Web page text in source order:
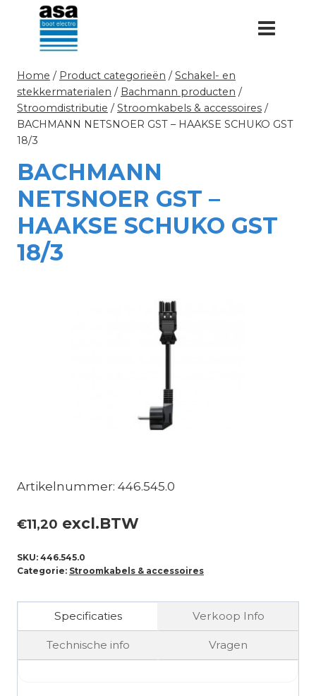
Doorgaan
inhoud
Home / Product categorieën / Schakel- en
stekkermaterialen / Bachmann producten /
Stroomdistributie / Stroomkabels & accessoires /
BACHMANN NETSNOER GST – HAAKSE SCHUKO GST
18/3
BACHMANN
NETSNOER GST –
HAAKSE SCHUKO GST
18/3
Artikelnummer: 446.545.0
€11,20 excl.BTW
SKU: 446.545.0
Categorie: Stroomkabels & accessoires
Specificaties Verkoop Info
Technische info Vragen